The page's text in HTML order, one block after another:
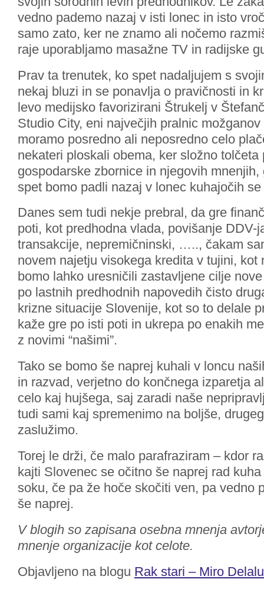
vedno pademo nazaj v isti lonec in isto
samo zato, ker ne znamo ali nočemo
raje uporabljamo masažne TV in radijske
Prav ta trenutek, ko spet nadaljujem s
nekaj bluzi in se ponavlja o pravičnosti in
levo medijsko favorizirani Štrukelj v
Studio City, eni največjih pralnic
moramo posredno ali neposredno celo
nekateri ploskali obema, ker složno tolčeta
gospodarske zbornice in njegovih
spet bomo padli nazaj v lonec kuhajočih
Danes sem tudi nekje prebral, da gre
poti, kot predhodna vlada, povišanje DDV-
transakcije, nepremičninski, ….., čakam
novem najetju visokega kredita v tujini, kot
bomo lahko uresničili zastavljene cilje
po lastnih predhodnih napovedih čisto
krizne situacije Slovenije, kot so to delale
kaže gre po isti poti in ukrepa po enakih
z novimi “našimi”.
Tako se bomo še naprej kuhali v loncu
in razvad, verjetno do končnega izparetja
celo kaj hujšega, saj zaradi naše
tudi sami kaj spremenimo na boljše,
zaslužimo.
Torej le drži, če malo parafraziram – kdor
kajti Slovenec se očitno še naprej rad
soku, če pa že hoče skočiti ven, pa vedno
še naprej.
V blogih so zapisana osebna mnenja
mnenje organizacije kot celote.
Objavljeno na blogu Rak stari – Miro